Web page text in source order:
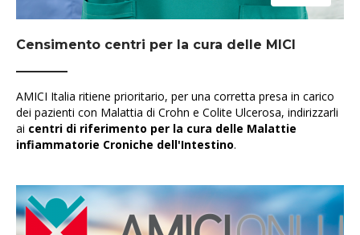
Censimento centri per la cura delle MICI
AMICI Italia ritiene prioritario, per una corretta presa in carico
dei pazienti con Malattia di Crohn e Colite Ulcerosa, indirizzarli
ai centri di riferimento per la cura delle Malattie
infiammatorie Croniche dell'Intestino.